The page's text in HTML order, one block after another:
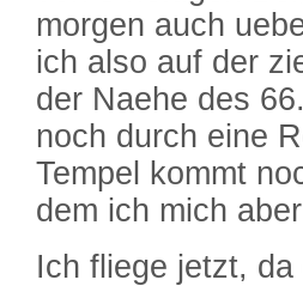
morgen auch
ich also auf der
der Naehe des
noch durch eine
Tempel kommt
dem ich mich
Ich fliege jetzt,